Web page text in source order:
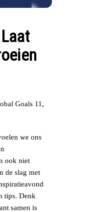
Goals 11,
we ons
ook niet
de slag met
tips. Denk
samen is